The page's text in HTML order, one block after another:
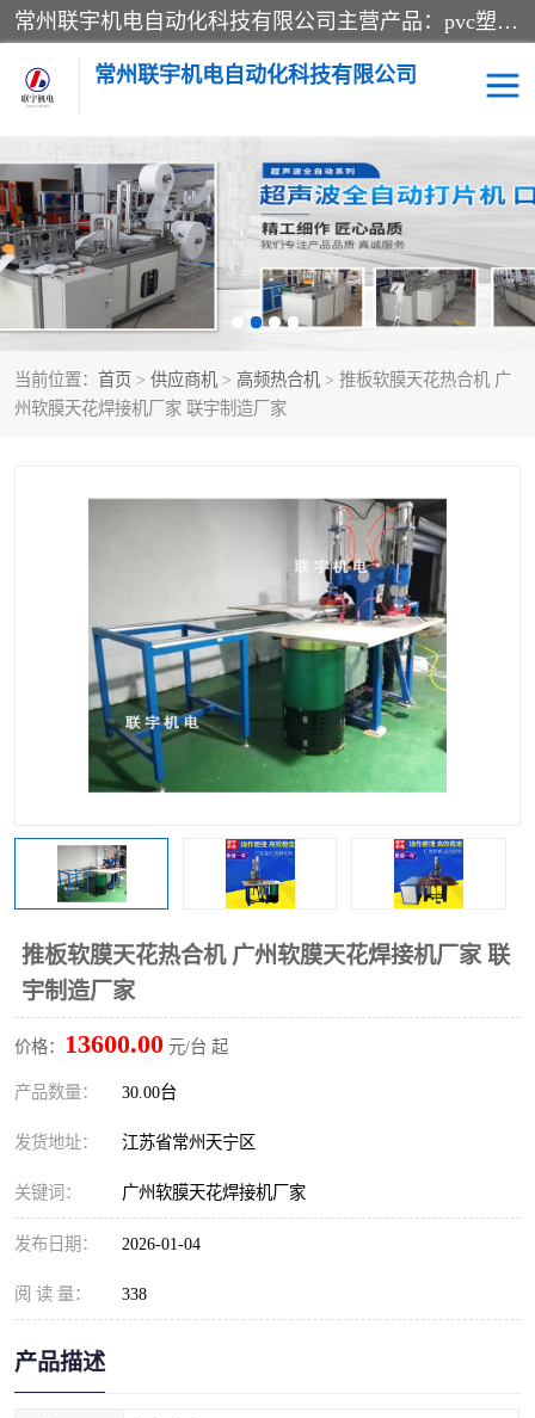
常州联宇机电自动化科技有限公司主营产品：pvc塑料焊机、高频热合机、软膜天花压边机、服装布料凹凸压花机、布料3d压印设备、服装植胶设备、超声波布料花边机、无纺布热合机、全自动压花机。
常州联宇机电自动化科技有限公司
当前位置： 首页 > 供应商机 > 高频热合机 > 推板软膜天花热合机 广
州软膜天花焊接机厂家 联宇制造厂家
推板软膜天花热合机 广州软膜天花焊接机厂家 联
宇制造厂家
价格： 13600.00 元/台 起
产品数量： 30.00台
发货地址： 江苏省常州天宁区
关键词： 广州软膜天花焊接机厂家
发布日期： 2026-01-04
阅 读 量： 338
产品描述
压花定型机以及压花模具 超声波热合机
高频热合机 超声波花边机
超声波复合压花机 凹凸压花机压标机
3040凹凸压花机 双头服装凹凸压花机
高频压花压标机 自动超声波打片成型机
海绵产品成型机
其他超声波系列